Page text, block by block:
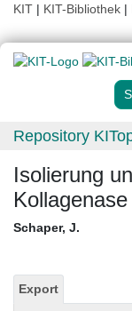
KIT | KIT-Bibliothek |
Repository
Isolierung
Schaper, J.
Export